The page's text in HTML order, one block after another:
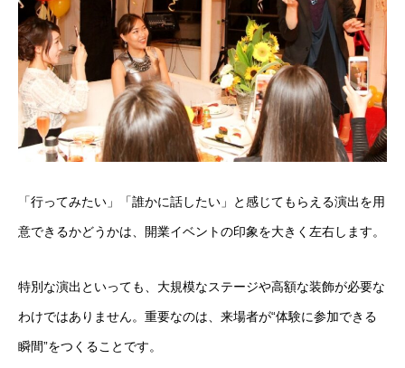
「行ってみたい」「誰かに話したい」と感じてもらえる演出を用
意できるかどうかは、開業イベントの印象を大きく左右します。
特別な演出といっても、大規模なステージや高額な装飾が必要な
わけではありません。重要なのは、来場者が“体験に参加できる
瞬間”をつくることです。